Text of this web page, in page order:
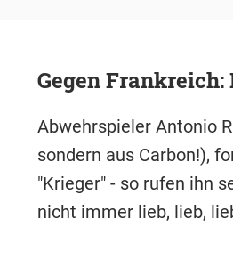
Gegen
Abwehrspieler Antonio
sondern aus Carbon!),
"Krieger" - so rufen ihn
nicht immer lieb, lieb,